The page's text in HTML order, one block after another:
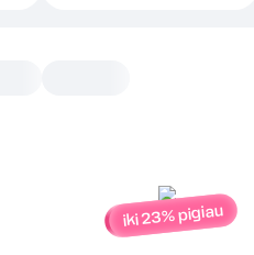
iki 23% pigiau